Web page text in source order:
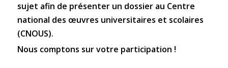
sujet afin de présenter un dossier au Centre
national des œuvres universitaires et scolaires
(CNOUS).
Nous comptons sur votre participation !